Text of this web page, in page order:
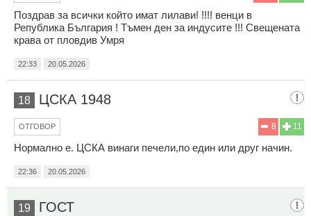
Поздрав за всички който имат лилави! !!!! венци в
Република България ! Тъмен ден за индусите !!! Свещената
крава от пловдив Умря
22:33 20.05.2026
18 ЦСКА 1948
11
8
ОТГОВОР
Нормално е. ЦСКА винаги печели,по един или друг начин.
22:36 20.05.2026
19 ГОСТ